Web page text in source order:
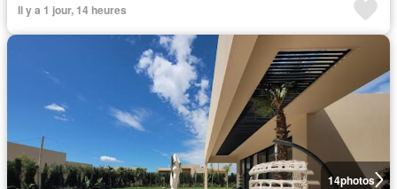
Il y a 1 jour, 14 heures
14photos